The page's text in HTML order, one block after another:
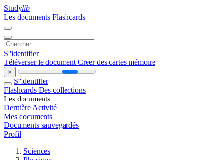
Studylib
Les documents Flashcards
S''identifier
Téléverser le document Créer des cartes mémoire
×
S''identifier
Flashcards Des collections
Les documents
Dernière Activité
Mes documents
Documents sauvegardés
Profil
Sciences